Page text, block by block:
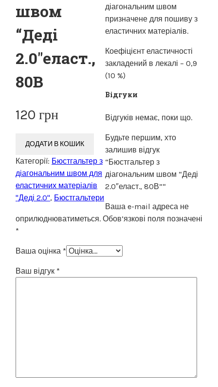
швом
“Деді
2.0″еласт.,
80В
120 грн
ДОДАТИ В КОШИК
Категорії: Бюстгальтер з
діагональним швом для
еластичних матеріалів
"Деді 2.0", Бюстгальтери
діагональним швом
призначене для пошиву з
еластичних матеріалів.
Коефіцієнт еластичності
закладений в лекалі – 0,9
(10 %)
Відгуки
Відгуків немає, поки що.
Будьте першим, хто
залишив відгук
“Бюстгальтер з
діагональним швом “Деді
2.0″еласт., 80В”“
Ваша e-mail адреса не
оприлюднюватиметься. Обов’язкові поля позначені
*
Ваша оцінка *
Ваш відгук *